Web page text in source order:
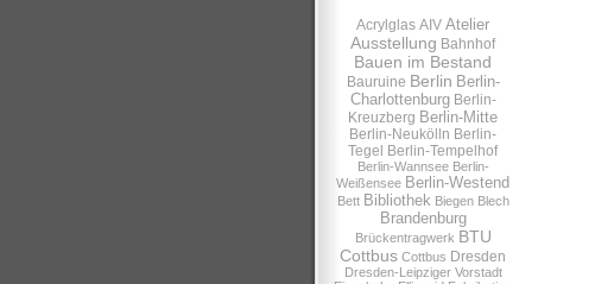
Acrylglas AIV Atelier
Ausstellung Bahnhof
Bauen im Bestand
Bauruine Berlin Berlin-
Charlottenburg Berlin-
Kreuzberg Berlin-Mitte
Berlin-Neukölln Berlin-
Tegel
Berlin-Tempelhof
Berlin-Wannsee Berlin-
Weißensee Berlin-Westend
Bett Bibliothek Biegen Blech
Brandenburg
Brückentragwerk BTU
Cottbus Cottbus Dresden
Dresden-Leipziger Vorstadt